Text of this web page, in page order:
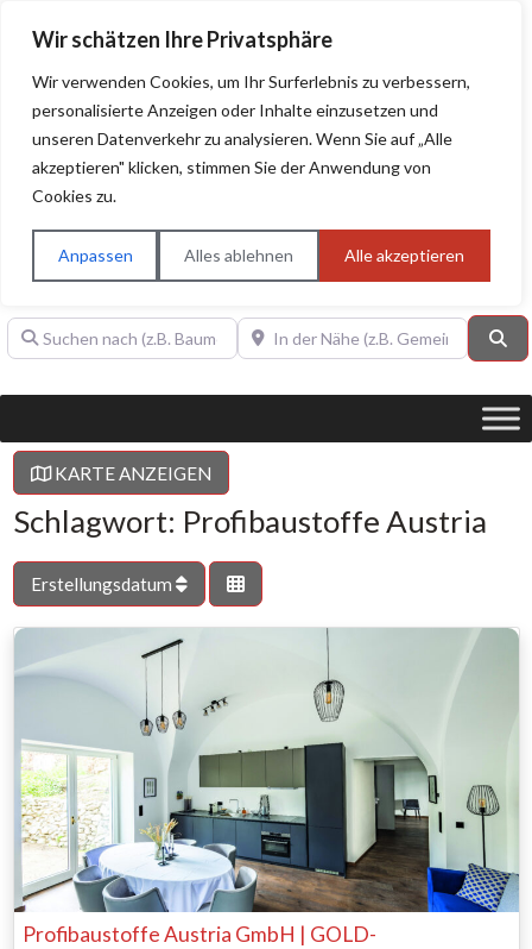
Wir schätzen Ihre Privatsphäre
Wir verwenden Cookies, um Ihr Surferlebnis zu verbessern,
personalisierte Anzeigen oder Inhalte einzusetzen und
unseren Datenverkehr zu analysieren. Wenn Sie auf „Alle
akzeptieren" klicken, stimmen Sie der Anwendung von
Cookies zu.
Anpassen Alles ablehnen Alle akzeptieren
BAUHERRENHILFE.orgQualitätssiegel!
Sie finden hier nur Qualitätsbetriebe, die mit dem DIAMANT,
PLATIN, GOLD, SILBER, ANWÄRTER "Bauherrenhilfe.org-
Qualitätssiegel" ausgezeichnet sind.
Suchen nach (z.B. Baumeister oder Dachdecker)In der Nähe (z.B. Gemeinde Baden)
KARTE ANZEIGEN
Schlagwort: Profibaustoffe Austria
Erstellungsdatum
Profibaustoffe Austria GmbH | GOLD-